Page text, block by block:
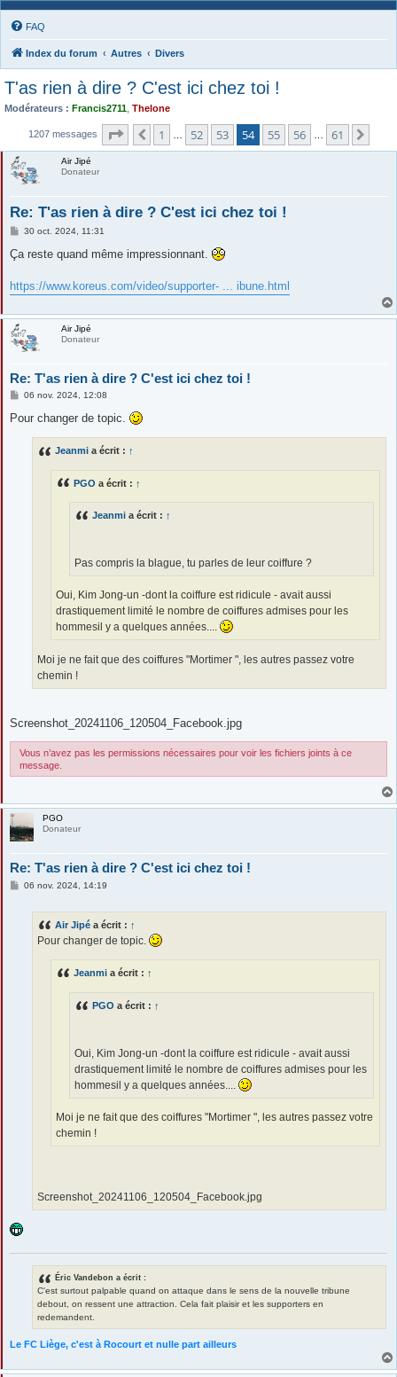
FAQ
Index du forum Autres Divers
T'as rien à dire ? C'est ici chez toi !
Modérateurs : Francis2711 Thelone
1207 messages Page 54 61
Précédente
1 52 53 54 55 56 61
Air Jipé
Donateur
Re: T'as rien à dire ? C'est ici chez toi !
M
s
g
e
30 oct. 2024, 11:31
Ça reste quand même impressionnant.
https://www.koreus.com/video/supporter- ... ibune.html
Air Jipé
Donateur
Re: T'as rien à dire ? C'est ici chez toi !
M
s
06 nov. 2024, 12:08
Pour changer de topic.
Jeanmi a écrit : ↑
PGO a écrit : ↑
Jeanmi a écrit : ↑
Pas compris la blague, tu parles de leur coiffure ?
Oui, Kim Jong-un -dont la coiffure est ridicule - avait aussi
drastiquement limité le nombre de coiffures admises pour les
hommesil y a quelques années....
Moi je ne fait que des coiffures "Mortimer ", les autres passez votre
chemin !
Screenshot_20241106_120504_Facebook.jpg
Vous n’avez pas les permissions nécessaires pour voir les fichiers joints à ce
message.
PGO
Donateur
Re: T'as rien à dire ? C'est ici chez toi !
M06 nov. 2024, 14:19
Air Jipé a écrit : ↑
Pour changer de topic.
Jeanmi a écrit : ↑
PGO a écrit : ↑
Oui, Kim Jong-un -dont la coiffure est ridicule - avait aussi
drastiquement limité le nombre de coiffures admises pour les
hommesil y a quelques années....
Moi je ne fait que des coiffures "Mortimer ", les autres passez votre
chemin !
Screenshot_20241106_120504_Facebook.jpg
Éric Vandebon a écrit :
C'est surtout palpable quand on attaque dans le sens de la nouvelle tribune
debout, on ressent une attraction. Cela fait plaisir et les supporters en
redemandent.
Le FC Liège, c'est à Rocourt et nulle part ailleurs